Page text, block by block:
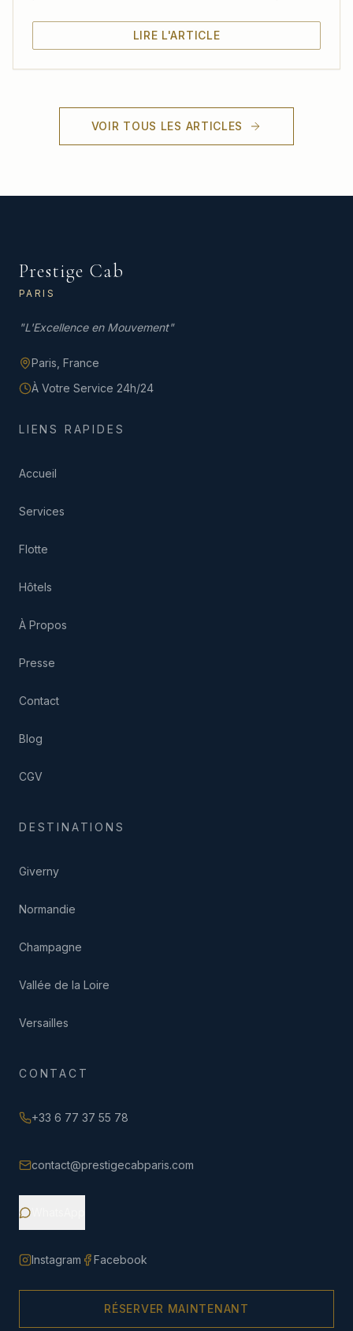
LIRE L'ARTICLE
VOIR TOUS LES ARTICLES
Prestige Cab
PARIS
"L'Excellence en Mouvement"
Paris, France
À Votre Service 24h/24
LIENS RAPIDES
Accueil
Services
Flotte
Hôtels
À Propos
Presse
Contact
Blog
CGV
DESTINATIONS
Giverny
Normandie
Champagne
Vallée de la Loire
Versailles
CONTACT
+33 6 77 37 55 78
contact@prestigecabparis.com
Instagram Facebook
RÉSERVER MAINTENANT